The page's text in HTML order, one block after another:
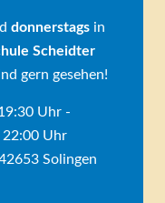
donnerstags in
Scheidter
gern gesehen!
Uhr -
22:00 Uhr
Solingen